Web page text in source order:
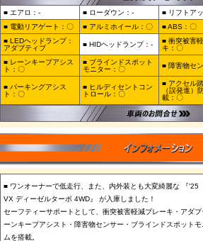
■ エアロ：- ■ ローダウン：- ■ リフトア
■ 電動リアゲート：〇
■ アルミホイール：〇 ■ ABS：〇
■ LEDヘッドランプ：
アダプティブ
■ HIDヘッドランプ：-
■ 衝突被害
キ：〇
■ レーンキープアシス
ト：〇
■ ブラインドスポット
モニター：〇
■ 障害物セ
■ パーキングアシス
ト：〇
■ ヒルディセントコン
トロール：〇
■ アクセル
（誤発進）
載：〇
■ ワンオーナーで低走行、また、内外装とも大変綺麗な 『'25
VX ディーゼルターボ 4WD』 が入庫しました！
セーフティーサポートとして、衝突被害軽減ブレーキ・アダ
ーンキープアシスト・障害物センサー・ブラインドスポット
ムを搭載。